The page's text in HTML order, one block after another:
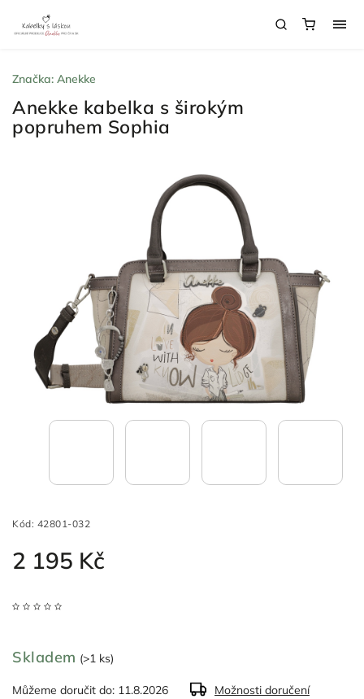
Anekke kabelka s širokým
popruhem Sophia
Kód: 42801-032
2 195 Kč
Značka: Anekke
Skladem (>1 ks)
Můžeme doručit do: 11.8.2026 Možnosti doručení